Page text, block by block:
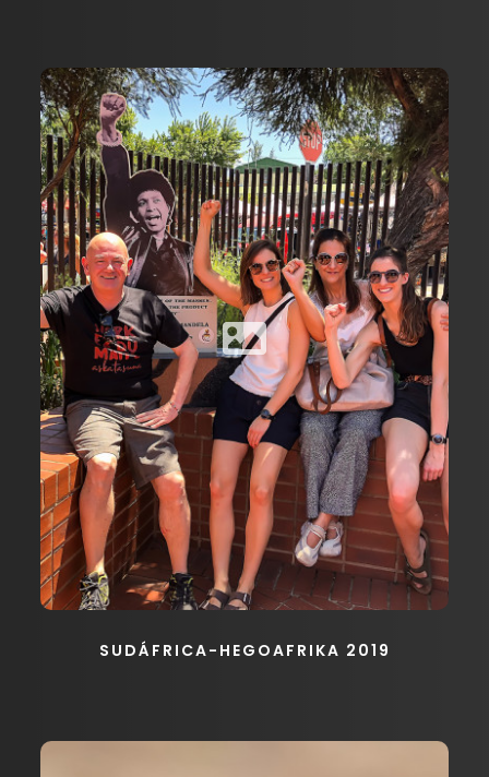
SUDÁFRICA-HEGOAFRIKA 2019